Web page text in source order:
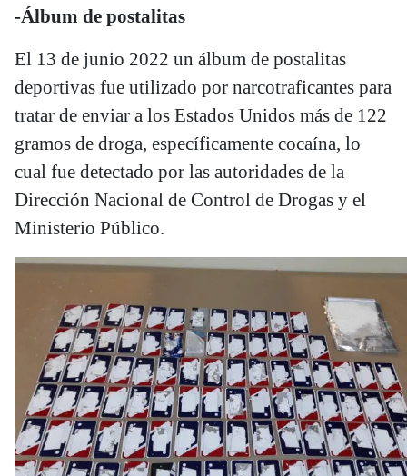
-Álbum de postalitas
El 13 de junio 2022 un álbum de postalitas
deportivas fue utilizado por narcotraficantes para
tratar de enviar a los Estados Unidos más de 122
gramos de droga, específicamente cocaína, lo
cual fue detectado por las autoridades de la
Dirección Nacional de Control de Drogas y el
Ministerio Público.